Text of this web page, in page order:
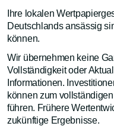
Ihre lokalen
Deutschlands ansässig
können.
Wir übernehmen keine
Vollständigkeit oder
Informationen.
können zum
führen. Frühere
zukünftige Ergebnisse.